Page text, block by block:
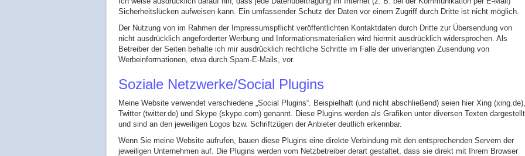
Sicherheitslücken aufweisen kann. Ein umfassender Schutz der Daten vor einem Zugriff durch Dritte ist nicht möglich.
Der Nutzung von im Rahmen der Impressumspflicht veröffentlichten Kontaktdaten durch Dritte zur Übersendung von
nicht ausdrücklich angeforderter Werbung und Informationsmaterialien wird hiermit ausdrücklich widersprochen. Als
Betreiber der Seiten behalte ich mir ausdrücklich rechtliche Schritte im Falle der unverlangten Zusendung von
Werbeinformationen, etwa durch Spam-E-Mails, vor.
Soziale Netzwerke/Social Plugins
Meine Website verwendet verschiedene „Social Plugins“. Beispielhaft (und nicht abschließend) seien hier Xing (xing.de),
Twitter (twitter.de) und Skype (skype.com) genannt. Diese Plugins werden als Grafiken unter diversen Texten dargestellt
und sind an den jeweiligen Logos bzw. Schriftzügen der Anbieter deutlich erkennbar.
Wenn Sie meine Website aufrufen, bauen diese Plugins eine direkte Verbindung mit den entsprechenden Servern der
jeweiligen Unternehmen auf. Die Plugins werden vom Netzbetreiber derart gestaltet, dass sie direkt mit Ihrem Browser